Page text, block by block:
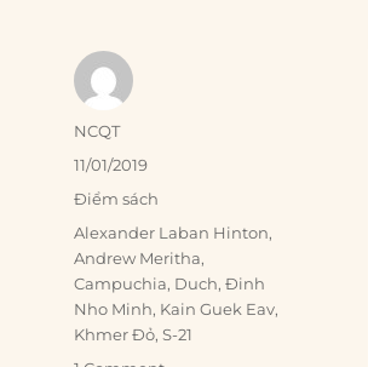
Author
NCQT
Posted
on
11/01/2019
Categories
Điểm sách
Tags
Alexander Laban Hinton,
Andrew Meritha,
Campuchia, Duch,Đinh
Nho Minh, Kain Guek Eav,
Khmer Đỏ,S-21